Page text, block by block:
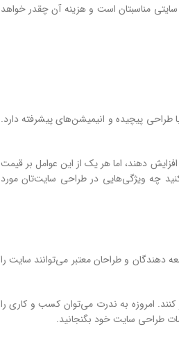
مناسبتان است و هزینه آن چقدر خواهد
پیچیده و انیمیشن‌های پیشرفته دارد.
دهند، اما هر یک از این عوامل بر قیمت
چه ویژگی‌هایی در طراحی سایت‌تان مورد
دهندگان و طراحان معتبر می‌توانند سایت را
امروزه به ندرت می‌توان کسب و کاری را
طراحی سایت خود بگنجانید.